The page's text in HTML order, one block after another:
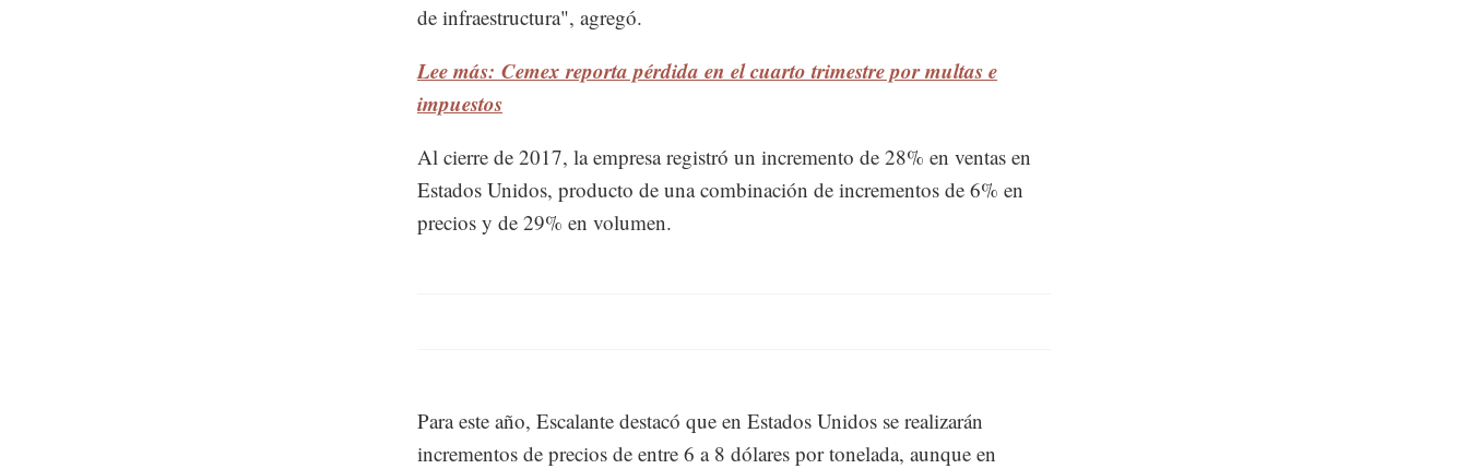
de infraestructura", agregó.
Lee más: Cemex reporta pérdida en el cuarto trimestre por multas e
impuestos
Al cierre de 2017, la empresa registró un incremento de 28% en ventas en
Estados Unidos, producto de una combinación de incrementos de 6% en
precios y de 29% en volumen.
Para este año, Escalante destacó que en Estados Unidos se realizarán
incrementos de precios de entre 6 a 8 dólares por tonelada, aunque en